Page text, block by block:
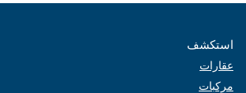
استكشف
عقارات
مركبات